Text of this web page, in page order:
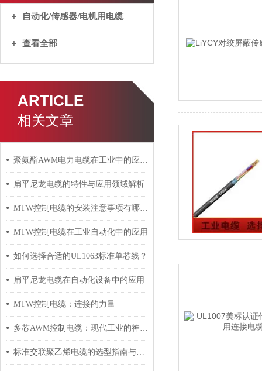
自动化/传感器/电机用电缆
查看全部
ARTICLE
相关文章
聚氨酯AWM电力电缆在工业中的应用与影响
扁平尼龙电缆的特性与应用领域解析
MTW控制电缆的安装注意事项有哪些？
MTW控制电缆在工业自动化中的应用
如何选择合适的UL1063标准单芯线？
扁平尼龙电缆在自动化设备中的应用
MTW控制电缆：连接的力量
多芯AWM控制电缆：现代工业的神经脉络
标准交联聚乙烯电缆的选型指南与设计要点